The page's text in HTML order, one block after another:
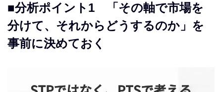
■分析ポイント1 「その軸で市場を
分けて、それからどうするのか」を
事前に決めておく